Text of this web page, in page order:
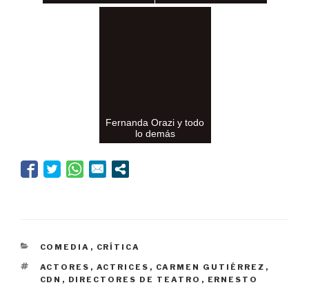
Fernanda Orazi y todo
lo demás
CATEGORÍAS
COMEDIA , CRÍTICA
ETIQUETAS
ACTORES , ACTRICES , CARMEN GUTIÉRREZ ,
CDN , DIRECTORES DE TEATRO , ERNESTO